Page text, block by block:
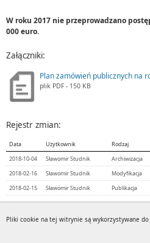
W roku 2017 nie przeprowadzano
000 euro.
Załączniki:
Plan zamówień publicznych na
plik PDF- 150 KB
Rejestr zmian:
Data Użytkownik Rodzaj
2018-10-04
Sławomir Studnik
Archiwizacja
2018-02-16
Sławomir Studnik Modyfikacja
2018-02-15
Sławomir Studnik Publikacja
Wyświetleń: 1512
Pliki cookie na tej witrynie są wykorzystywane